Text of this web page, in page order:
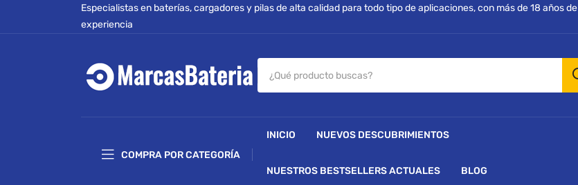
Especialistas en baterías, cargadores y pilas de alta calidad para todo tipo de aplicaciones, con más de 18 años de
experiencia
COMPRA POR CATEGORÍA
INICIO NUEVOS DESCUBRIMIENTOS
NUESTROS BESTSELLERS ACTUALES BLOG